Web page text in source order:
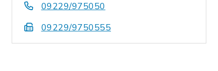
09229/975050
09229/9750555